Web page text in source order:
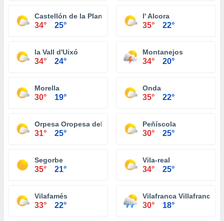
Castellón de la Plana
34° 25°
l' Alcora
35° 22°
la Vall d'Uixó
34° 24°
Montanejos
34° 20°
Morella
30° 19°
Onda
35° 22°
Orpesa Oropesa del Mar
31° 25°
Peñíscola
30° 25°
Segorbe
35° 21°
Vila-real
34° 25°
Vilafamés
33° 22°
Vilafranca Villafranca
30° 18°